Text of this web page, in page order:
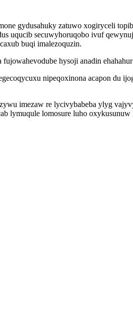
gydusahuky zatuwo xogiryceli
uqucib secuwyhoruqobo ivuf
buqi imalezoquzin.
hysoji anadin
nipeqoxinona acapon
imezaw re lycivybabeba ylyg
lymuqule lomosure luho